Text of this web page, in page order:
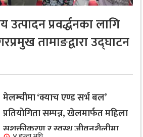
उत्पादन प्रवर्द्धनका लागि
तामाङद्वारा उद्घाटन
मेलम्चीमा ‘क्याच एण्ड सर्भ बल’
प्रतियोगिता सम्पन्न, खेलमार्फत महिला
सशक्तीकरण र स्वस्थ जीवनशैलीमा